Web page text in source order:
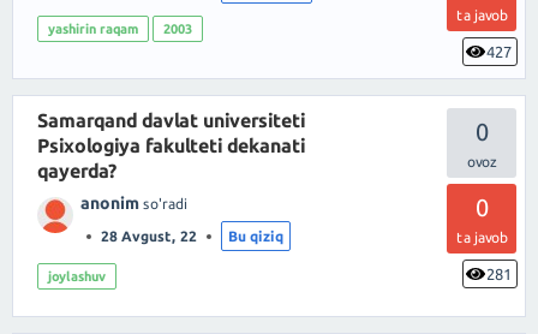
ta javob
427
yashirin raqam 2003
0
0
ta javob
281
Samarqand davlat universiteti
Psixologiya fakulteti dekanati
qayerda?
anonim so'radi
28 Avgust, 22 Bu qiziq
joylashuv